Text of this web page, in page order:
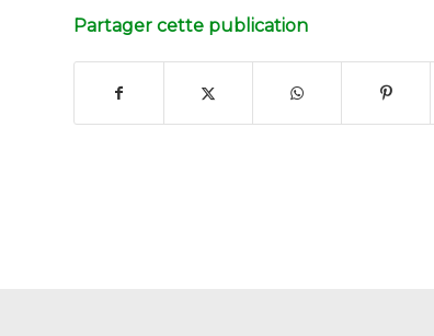
Partager cette publication